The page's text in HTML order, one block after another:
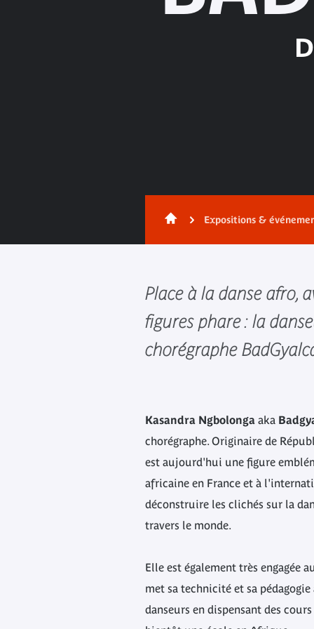
Expositions &
Place à la danse afro,
figures phare : la
chorégraphe
Kasandra Ngbolonga aka
chorégraphe. Originaire de
est aujourd'hui une figure
africaine en France et à
déconstruire les clichés sur la
travers le monde.
Elle est également très engagée
met sa technicité et sa
danseurs en dispensant des